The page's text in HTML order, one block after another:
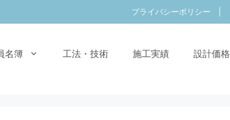
プライバシーポリシー
名簿 工法・技術 施工実績 設計価格